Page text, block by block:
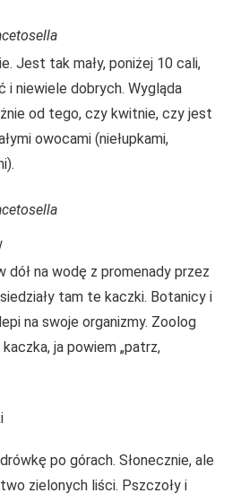
Jest tak mały, poniżej 10 cali,
i niewiele dobrych. Wygląda
od tego, czy kwitnie, czy jest
owocami (niełupkami,
dół na wodę z promenady przez
tam te kaczki. Botanicy i
na swoje organizmy. Zoolog
ja powiem „patrz,
po górach. Słonecznie, ale
zielonych liści. Pszczoły i